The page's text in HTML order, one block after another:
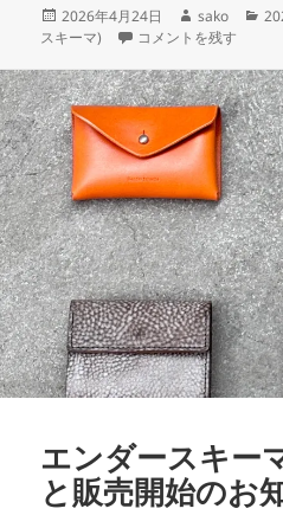
投
稿
2026年4月24日
作
成
sako
カ
リ
ー
スキーマ)
Hender Scheme ×
コメントを残す
エンダースキー
と販売開始のお